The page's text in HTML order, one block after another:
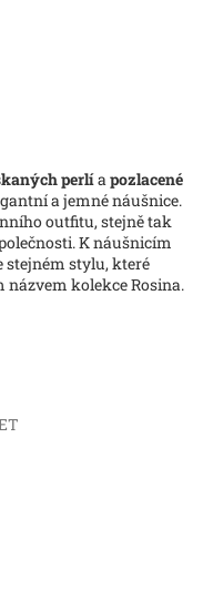
perlíapozlacené
a jemné náušnice.
outfitu, stejně tak
K náušnicím
stejném stylu, které
názvem kolekce Rosina.